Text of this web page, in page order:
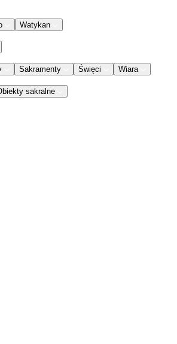
Watykan
Sakramenty Święci Wiara
sakralne